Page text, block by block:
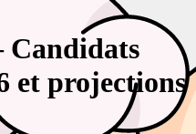
et projections